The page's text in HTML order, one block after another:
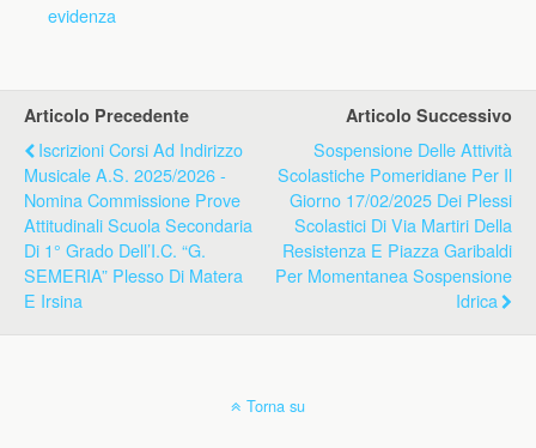
evidenza
Articolo Precedente
Iscrizioni Corsi Ad Indirizzo
Musicale A.s. 2025/2026 -
Nomina Commissione Prove
Attitudinali Scuola Secondaria
Di 1° Grado Dell’I.C. “G.
SEMERIA” Plesso Di Matera
E Irsina
Articolo Successivo
Sospensione Delle Attività
Scolastiche Pomeridiane Per Il
Giorno 17/02/2025 Dei Plessi
Scolastici Di Via Martiri Della
Resistenza E Piazza Garibaldi
Per Momentanea Sospensione
Idrica
Torna su